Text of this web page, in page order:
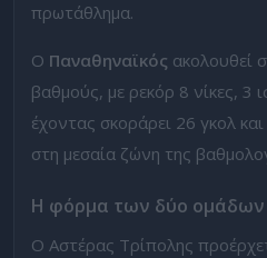
πρωτάθλημα.
Ο Παναθηναϊκός ακολουθεί
βαθμούς, με ρεκόρ 8 νίκες, 3
έχοντας σκοράρει 26 γκολ
στη μεσαία ζώνη της
Η φόρμα των δύο ομάδων
Ο Αστέρας Τρίπολης